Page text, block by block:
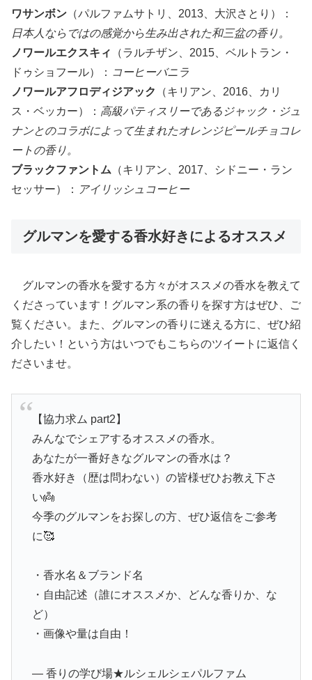
ワサンボン （パルファムサトリ、2013、大沢さとり）：
日本人ならではの感覚から生み出された和三盆の香り。
ノワールエクスキィ
（ラルチザン、2015、ベルトラン・
ドゥショフール）： コーヒーバニラ
ノワールアフロディジアック
（キリアン、2016、カリ
ス・ベッカー）： 高級パティスリーであるジャック・ジュ
ナンとのコラボによって生まれたオレンジピールチョコレ
ートの香り。
ブラックファントム （キリアン、2017、シドニー・ラン
セッサー）：
アイリッシュコーヒー
グルマンを愛する香水好きによるオススメ
グルマンの香水を愛する方々がオススメの香水を教えて
くださっています！グルマン系の香りを探す方はぜひ、ご
覧ください。また、グルマンの香りに迷える方に、ぜひ紹
介したい！という方はいつでもこちらのツイートに返信く
ださいませ。
【協力求ム part2】
みんなでシェアするオススメの香水。
あなたが一番好きなグルマンの香水は？
香水好き（歴は問わない）の皆様ぜひお教え下さ
い👼
今季のグルマンをお探しの方、ぜひ返信をご参考
に🥰
・香水名＆ブランド名
・自由記述（誰にオススメか、どんな香りか、な
ど）
・画像や量は自由！
— 香りの学び場★ルシェルシェパルファム